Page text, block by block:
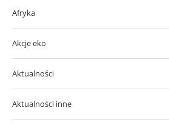
Afryka
Akcje eko
Aktualności
Aktualności inne